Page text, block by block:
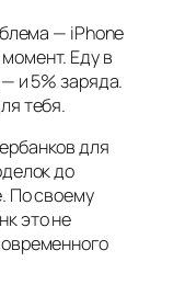
— iPhone
Еду в
и 5% заряда.
тебя.
для
до
По своему
это не